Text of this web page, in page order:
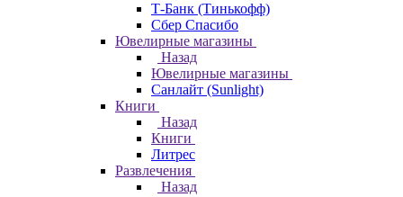
Т-Банк (Тинькофф)
Сбер Спасибо
Ювелирные магазины
Назад
Ювелирные магазины
Санлайт (Sunlight)
Книги
Назад
Книги
Литрес
Развлечения
Назад